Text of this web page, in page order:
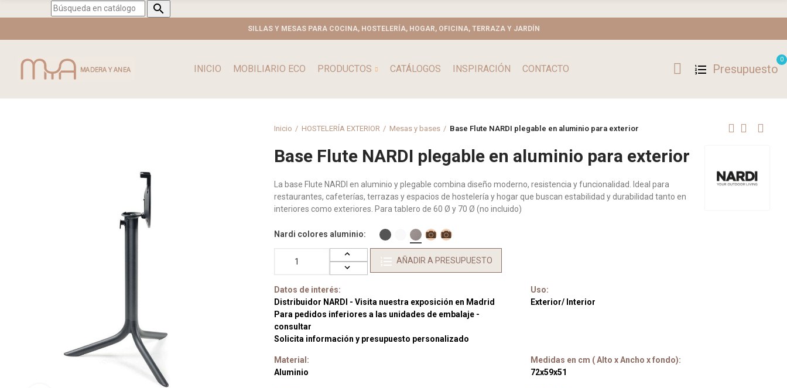

SILLAS Y MESAS PARA COCINA, HOSTELERÍA, HOGAR, OFICINA, TERRAZA Y JARDÍN
INICIO MOBILIARIO ECO PRODUCTOS CATÁLOGOS INSPIRACIÓN CONTACTO Presupuesto
0
Inicio HOSTELERÍA EXTERIOR Mesas y bases Base Flute NARDI plegable en aluminio para exterior
Base Flute NARDI plegable en aluminio para exterior
La base Flute NARDI en aluminio y plegable combina diseño moderno, resistencia y funcionalidad. Ideal para
restaurantes, cafeterías, terrazas y espacios de hostelería y hogar que buscan estabilidad y durabilidad tanto en
interiores como exteriores. Para tablero de 60 Ø y 70 Ø (no incluido)
Nardi colores aluminio
AÑADIR A PRESUPUESTO
Datos de interés:
Distribuidor NARDI - Visita nuestra exposición en Madrid
Para pedidos inferiores a las unidades de embalaje -
consultar
Solicita información y presupuesto personalizado
Uso:
Exterior/ Interior
Material:
Aluminio
Medidas en cm ( Alto x Ancho x fondo):
72x59x51